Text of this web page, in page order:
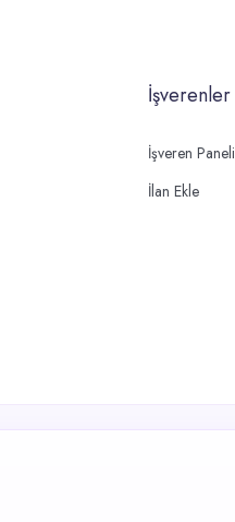
İşverenler
İşveren Paneli
İlan Ekle